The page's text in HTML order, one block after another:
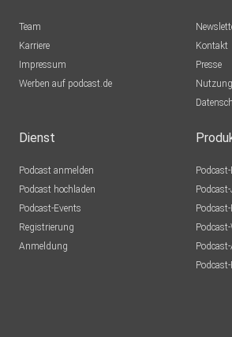
Team
Karriere
Impressum
Werben auf podcast.de
Kontakt
Presse
Dienst
Podcast anmelden
Podcast hochladen
Podcast-Events
Registrierung
Anmeldung